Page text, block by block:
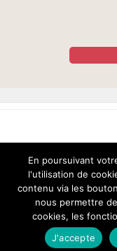
Chant pour
En poursuivant
l'utilisation de
contenu via les
nous permettre
cookies, les
J'accepte